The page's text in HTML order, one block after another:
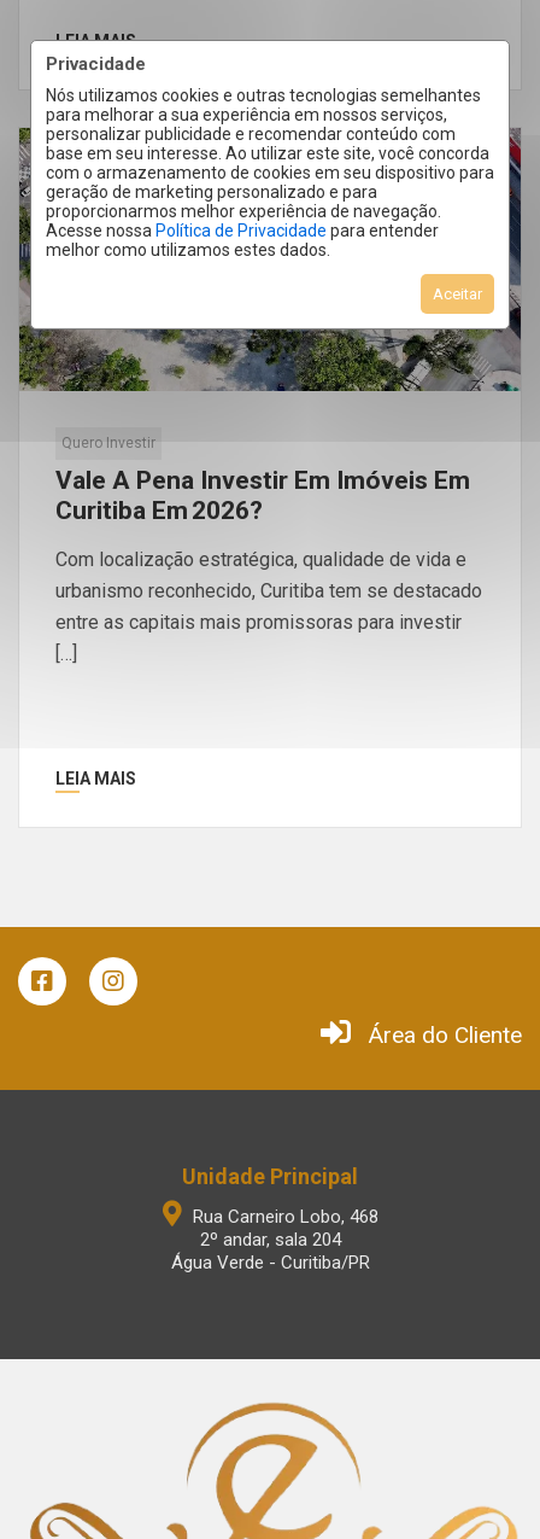
Privacidade
Nós utilizamos cookies e outras tecnologias semelhantes
para melhorar a sua experiência em nossos serviços,
personalizar publicidade e recomendar conteúdo com
base em seu interesse. Ao utilizar este site, você concorda
com o armazenamento de cookies em seu dispositivo para
geração de marketing personalizado e para
proporcionarmos melhor experiência de navegação.
Acesse nossa Política de Privacidade para entender
melhor como utilizamos estes dados.
Aceitar
LEIA MAIS
19
Nov
Quero Investir
Vale A Pena Investir Em Imóveis Em
Curitiba Em 2026?
Com localização estratégica, qualidade de vida e
urbanismo reconhecido, Curitiba tem se destacado
entre as capitais mais promissoras para investir
[…]
LEIA MAIS
Área do Cliente
Unidade Principal
Rua Carneiro Lobo, 468
2º andar, sala 204
Água Verde - Curitiba/PR